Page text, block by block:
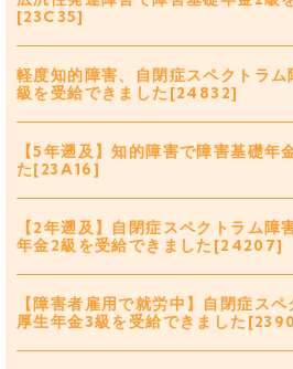
[23C35]
軽度知的障害、自閉症スペクトラ
級を受給できました[24832]
【5年遡及】知的障害で障害基礎年
た[23A16]
【2年遡及】自閉症スペクトラム
年金2級を受給できました[24207]
【障害者雇用で就労中】自閉症ス
厚生年金3級を受給できました